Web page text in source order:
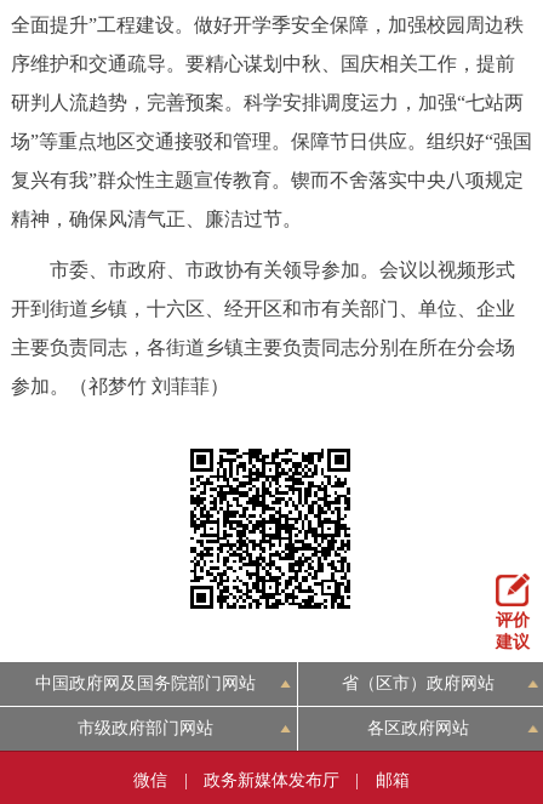
全面提升”工程建设。做好开学季安全保障，加强校园周边秩
序维护和交通疏导。要精心谋划中秋、国庆相关工作，提前
研判人流趋势，完善预案。科学安排调度运力，加强“七站两
场”等重点地区交通接驳和管理。保障节日供应。组织好“强国
复兴有我”群众性主题宣传教育。锲而不舍落实中央八项规定
精神，确保风清气正、廉洁过节。
市委、市政府、市政协有关领导参加。会议以视频形式
开到街道乡镇，十六区、经开区和市有关部门、单位、企业
主要负责同志，各街道乡镇主要负责同志分别在所在分会场
参加。（祁梦竹 刘菲菲）
评价
建议
中国政府网及国务院部门网站 省（区市）政府网站
市级政府部门网站 各区政府网站
微信 政务新媒体发布厅 邮箱